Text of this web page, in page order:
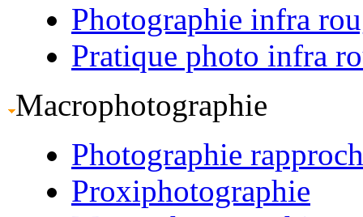
Photographie infra
Pratique photo infra
Macrophotographie
Photographie
Proxiphotographie